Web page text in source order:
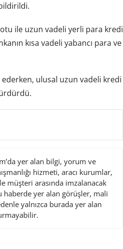
ile uzun vadeli yerli para kredi
kısa vadeli yabancı para ve
ulusal uzun vadeli kredi
yer alan bilgi, yorum ve
hizmeti, aracı kurumlar,
müşteri arasında imzalanacak
haberde yer alan görüşler, mali
yalnızca burada yer alan